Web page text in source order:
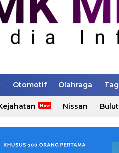
Otomotif Olahraga
Nissan